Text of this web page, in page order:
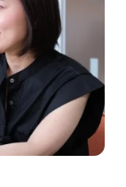
Today